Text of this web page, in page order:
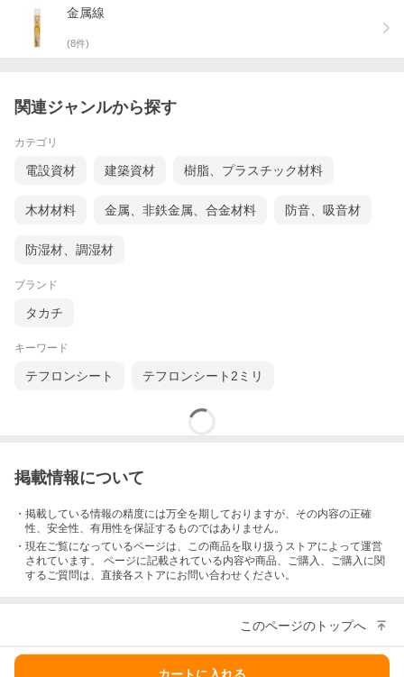
金属線
(8件)
関連ジャンルから探す
カテゴリ
電設資材 建築資材 樹脂、プラスチック材料
木材材料 金属、非鉄金属、合金材料 防音、吸音材
防湿材、調湿材
ブランド
タカチ
キーワード
テフロンシート テフロンシート2ミリ
掲載情報について
・掲載している情報の精度には万全を期しておりますが、その内容の正確
性、安全性、有用性を保証するものではありません。
・現在ご覧になっているページは、この商品を取り扱うストアによって運営
されています。 ページに記載されている内容や商品、ご購入 、ご購入に関
するご質問は、直接各ストアにお問い合わせください。
このページのトップへ